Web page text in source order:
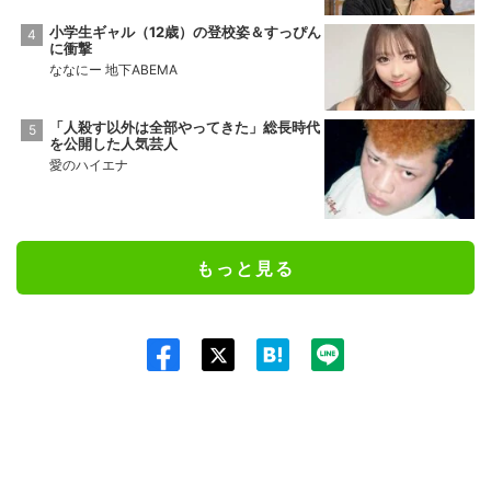
小学生ギャル（12歳）の登校姿＆すっぴん
に衝撃
ななにー 地下ABEMA
「人殺す以外は全部やってきた」総長時代
を公開した人気芸人
愛のハイエナ
もっと見る